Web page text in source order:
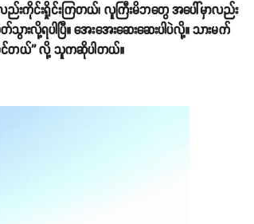
ည်းကိုင်းရှိုင်းကြတယ်၊ လူကြီးမိဘတွေ အပေါ်မှာလည်း
ရပါပြီ။ အေးအေးဆေးဆေးပါပဲလို့။ သားမက်
ြင်တယ်'' လို့ သူကဆိုပါတယ်။